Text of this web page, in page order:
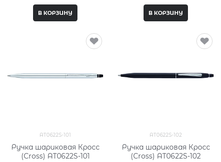
В КОРЗИНУ В КОРЗИНУ
AT0622S-101
Ручка шариковая Кросс
(Cross) AT0622S-101
AT0622S-102
Ручка шариковая Кросс
(Cross) AT0622S-102